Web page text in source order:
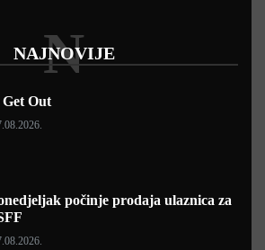
NAJNOVIJE
N
Out
počinje prodaja ulaznica za